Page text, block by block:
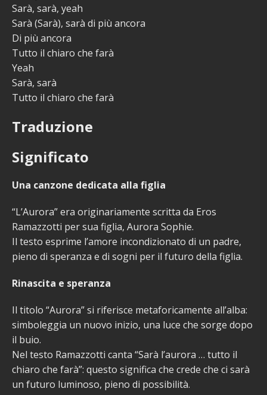
Sarà, sarà, yeah
Sarà (Sarà), sarà di più ancora
Di più ancora
Tutto il chiaro che farà
Yeah
Sarà, sarà
Tutto il chiaro che farà
Traduzione
Significato
Una canzone dedicata alla figlia
“L’Aurora” era originariamente scritta da Eros
Ramazzotti per sua figlia, Aurora Sophie.
Il testo esprime l’amore incondizionato di un padre,
pieno di speranza e di sogni per il futuro della figlia.
Rinascita e speranza
Il titolo “Aurora” si riferisce metaforicamente all’alba:
simboleggia un nuovo inizio, una luce che sorge dopo
il buio.
Nel testo Ramazzotti canta “Sarà l’aurora … tutto il
chiaro che farà”: questo significa che crede che ci sarà
un futuro luminoso, pieno di possibilità.